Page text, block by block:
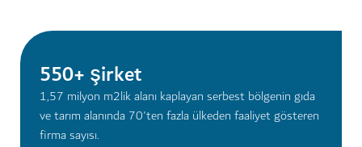
550+ şirket
1,57 milyon m2lik alanı kaplayan serbest bölgenin gıda
ve tarım alanında 70'ten fazla ülkeden faaliyet gösteren
firma sayısı.